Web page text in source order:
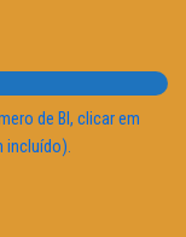
de BI, clicar em
incluído).